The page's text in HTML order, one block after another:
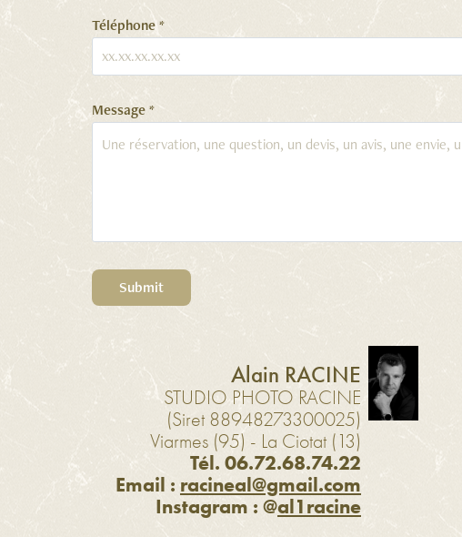
Téléphone *
Message *
Submit
Alain RACINE
STUDIO PHOTO RACINE
(Siret 88948273300025)
Viarmes (95) - La Ciotat (13)
Tél. 06.72.68.74.22
Email :racineal@gmail.com
Instagram : @al1racine